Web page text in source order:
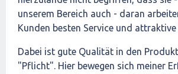
unserem Bereich auch - daran
Kunden besten Service und attraktive
Dabei ist gute Qualität in den
"Pflicht". Hier bewegen sich meiner